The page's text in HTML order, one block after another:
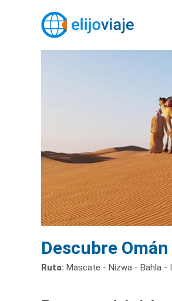
Descubre Omán
Ruta: Mascate - Nizwa - Bahla -